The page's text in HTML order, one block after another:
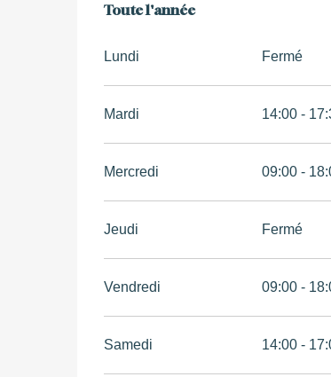
Toute l'année
Toute l'année
Lundi Fermé
Mardi 14:00 -
Mercredi 09:00 -
Jeudi Fermé
Vendredi 09:00 -
Samedi 14:00 -